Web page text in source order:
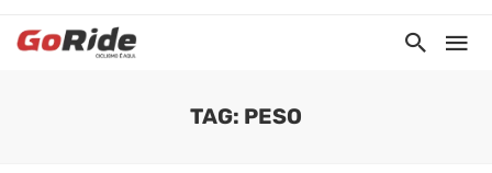
TAG: PESO